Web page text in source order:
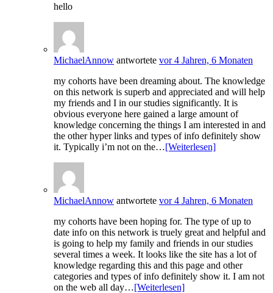
hello
MichaelAnnow antwortete vor 4 Jahren, 6 Monaten
my cohorts have been dreaming about. The knowledge
on this network is superb and appreciated and will help
my friends and I in our studies significantly. It is
obvious everyone here gained a large amount of
knowledge concerning the things I am interested in and
the other hyper links and types of info definitely show
it. Typically i’m not on the…[Weiterlesen]
MichaelAnnow antwortete vor 4 Jahren, 6 Monaten
my cohorts have been hoping for. The type of up to
date info on this network is truely great and helpful and
is going to help my family and friends in our studies
several times a week. It looks like the site has a lot of
knowledge regarding this and this page and other
categories and types of info definitely show it. I am not
on the web all day…[Weiterlesen]